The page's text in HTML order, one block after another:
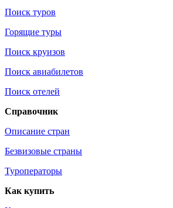
Поиск туров
Горящие туры
Поиск круизов
Поиск авиабилетов
Поиск отелей
Справочник
Описание стран
Безвизовые страны
Туроператоры
Как купить